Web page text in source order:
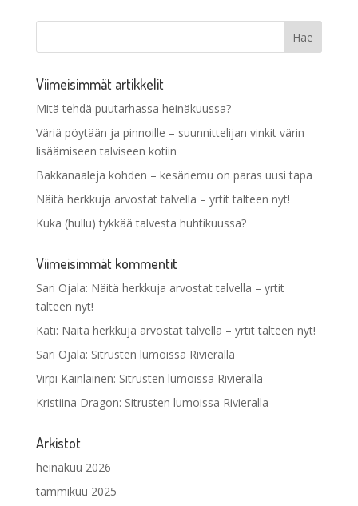
Viimeisimmät artikkelit
Mitä tehdä puutarhassa heinäkuussa?
Väriä pöytään ja pinnoille – suunnittelijan vinkit värin
lisäämiseen talviseen kotiin
Bakkanaaleja kohden – kesäriemu on paras uusi tapa
Näitä herkkuja arvostat talvella – yrtit talteen nyt!
Kuka (hullu) tykkää talvesta huhtikuussa?
Viimeisimmät kommentit
Sari Ojala: Näitä herkkuja arvostat talvella – yrtit
talteen nyt!
Kati: Näitä herkkuja arvostat talvella – yrtit talteen nyt!
Sari Ojala: Sitrusten lumoissa Rivieralla
Virpi Kainlainen: Sitrusten lumoissa Rivieralla
Kristiina Dragon: Sitrusten lumoissa Rivieralla
Arkistot
heinäkuu 2026
tammikuu 2025